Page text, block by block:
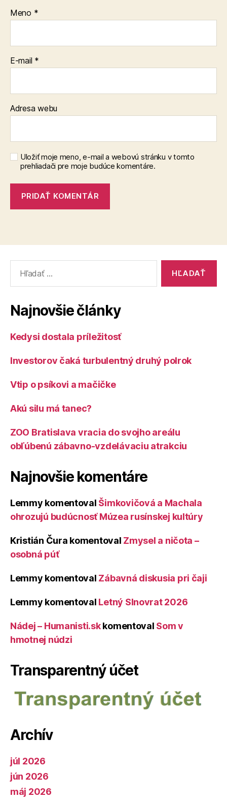
Meno *
E-mail *
Adresa webu
Uložiť moje meno, e-mail a webovú stránku v tomto
prehliadači pre moje budúce komentáre.
Najnovšie články
Kedysi dostala príležitosť
Investorov čaká turbulentný druhý polrok
Vtip o psíkovi a mačičke
Akú silu má tanec?
ZOO Bratislava vracia do svojho areálu
obľúbenú zábavno-vzdelávaciu atrakciu
Najnovšie komentáre
Lemmy komentoval Šimkovičová a Machala
ohrozujú budúcnosť Múzea rusínskej kultúry
Kristián Čura komentoval Zmysel a ničota –
osobná púť
Lemmy komentoval Zábavná diskusia pri čaji
Lemmy komentoval Letný Slnovrat 2026
Nádej – Humanisti.skkomentoval Som v
hmotnej núdzi
Transparentný účet
Archív
júl 2026
jún 2026
máj 2026